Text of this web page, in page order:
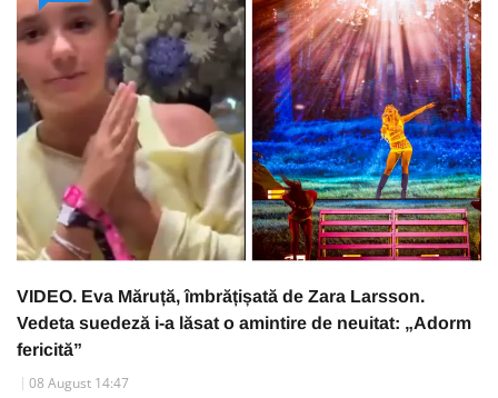
VIDEO. Eva Măruță, îmbrățișată de Zara Larsson.
Vedeta suedeză i-a lăsat o amintire de neuitat: „Adorm
fericită”
08 August 14:47